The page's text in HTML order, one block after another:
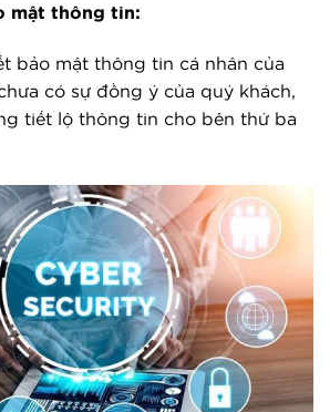
mật thông tin:
bảo mật thông tin cá nhân của
có sự đồng ý của quý khách,
tiết lộ thông tin cho bên thứ ba